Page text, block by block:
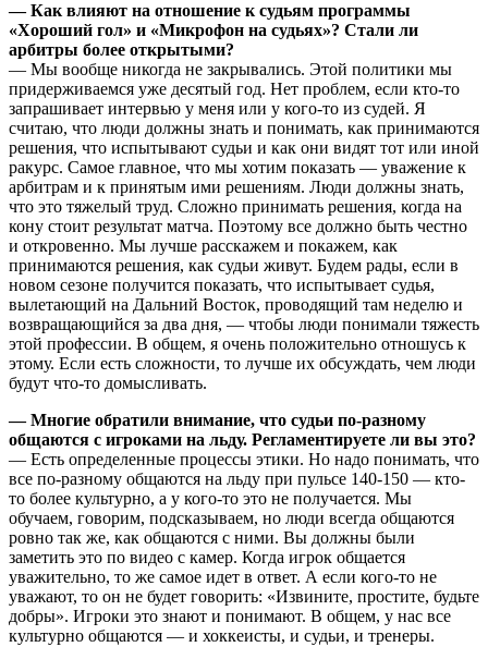
— Как влияют на отношение к судьям программы
«Хороший гол» и «Микрофон на судьях»? Стали ли
арбитры более открытыми?
— Мы вообще никогда не закрывались. Этой политики мы
придерживаемся уже десятый год. Нет проблем, если кто-то
запрашивает интервью у меня или у кого-то из судей. Я
считаю, что люди должны знать и понимать, как принимаются
решения, что испытывают судьи и как они видят тот или иной
ракурс. Самое главное, что мы хотим показать — уважение к
арбитрам и к принятым ими решениям. Люди должны знать,
что это тяжелый труд. Сложно принимать решения, когда на
кону стоит результат матча. Поэтому все должно быть честно
и откровенно. Мы лучше расскажем и покажем, как
принимаются решения, как судьи живут. Будем рады, если в
новом сезоне получится показать, что испытывает судья,
вылетающий на Дальний Восток, проводящий там неделю и
возвращающийся за два дня, — чтобы люди понимали тяжесть
этой профессии. В общем, я очень положительно отношусь к
этому. Если есть сложности, то лучше их обсуждать, чем люди
будут что-то домысливать.
— Многие обратили внимание, что судьи по-разному
общаются с игроками на льду. Регламентируете ли вы это?
— Есть определенные процессы этики. Но надо понимать, что
все по-разному общаются на льду при пульсе 140-150 — кто-
то более культурно, а у кого-то это не получается. Мы
обучаем, говорим, подсказываем, но люди всегда общаются
ровно так же, как общаются с ними. Вы должны были
заметить это по видео с камер. Когда игрок общается
уважительно, то же самое идет в ответ. А если кого-то не
уважают, то он не будет говорить: «Извините, простите, будьте
добры». Игроки это знают и понимают. В общем, у нас все
культурно общаются — и хоккеисты, и судьи, и тренеры.